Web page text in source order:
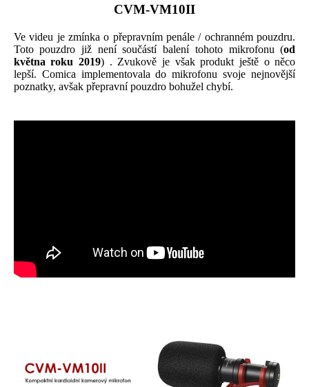
CVM-VM10II
Ve videu je zmínka o přepravním penále / ochranném pouzdru.
Toto pouzdro již není součástí balení tohoto mikrofonu (od
května roku 2019) . Zvukově je však produkt ještě o něco
lepší. Comica implementovala do mikrofonu svoje nejnovější
poznatky, avšak přepravní pouzdro bohužel chybí.